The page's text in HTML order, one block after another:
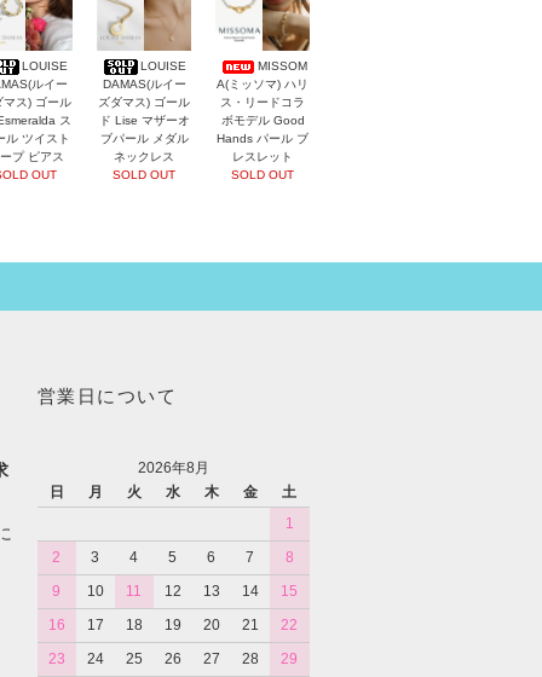
LOUISE
ルイー
マス) ゴール
ス
ル ツイスト
プ ピアス
OUT
LOUISE
DAMAS(ルイー
ズダマス) ゴール
ド Lise マザーオ
ブパール メダル
ネックレス
SOLD OUT
MISSOM
A(ミッソマ) ハリ
ス・リードコラ
ボモデル Good
Hands パール ブ
レスレット
SOLD OUT
営業日について
2026年8月
日
月 火 水 木 金
土
1
2
3 4 5 6 7
8
9
10 11 12 13 14
15
16
17 18 19 20 21
22
23
24 25 26 27 28
29